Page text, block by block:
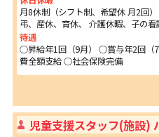
月8休制（シフト制、希望休 月2回
弔、産休、育休、 介護休暇、子の看
待遇
○昇給年1回（9月） ○賞与年2回（
費全額支給 ○社会保険完備
児童支援スタッフ(施設)